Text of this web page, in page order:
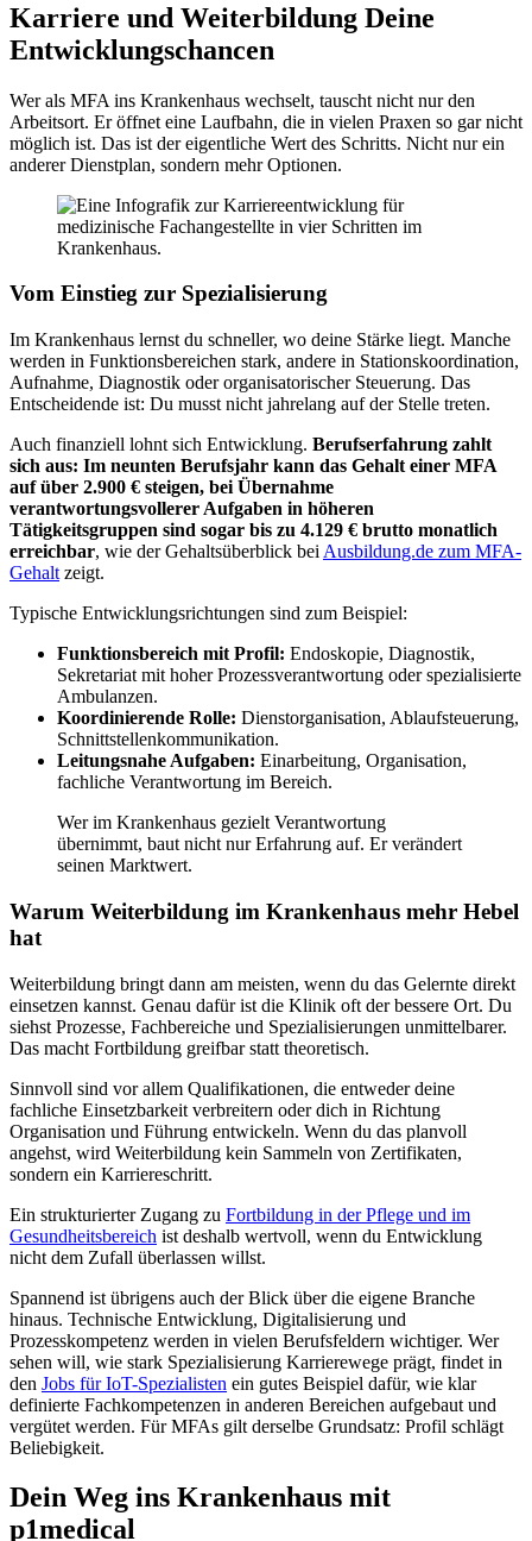
Karriere und Weiterbildung Deine
Entwicklungschancen
Wer als MFA ins Krankenhaus wechselt, tauscht nicht nur den
Arbeitsort. Er öffnet eine Laufbahn, die in vielen Praxen so gar nicht
möglich ist. Das ist der eigentliche Wert des Schritts. Nicht nur ein
anderer Dienstplan, sondern mehr Optionen.
Vom Einstieg zur Spezialisierung
Im Krankenhaus lernst du schneller, wo deine Stärke liegt. Manche
werden in Funktionsbereichen stark, andere in Stationskoordination,
Aufnahme, Diagnostik oder organisatorischer Steuerung. Das
Entscheidende ist: Du musst nicht jahrelang auf der Stelle treten.
Auch finanziell lohnt sich Entwicklung. Berufserfahrung zahlt
sich aus: Im neunten Berufsjahr kann das Gehalt einer MFA
auf über 2.900 € steigen, bei Übernahme
verantwortungsvollerer Aufgaben in höheren
Tätigkeitsgruppen sind sogar bis zu 4.129 € brutto monatlich
erreichbar, wie der Gehaltsüberblick bei Ausbildung.de zum MFA-
Gehalt zeigt.
Typische Entwicklungsrichtungen sind zum Beispiel:
Funktionsbereich mit Profil: Endoskopie, Diagnostik,
Sekretariat mit hoher Prozessverantwortung oder spezialisierte
Ambulanzen.
Koordinierende Rolle: Dienstorganisation, Ablaufsteuerung,
Schnittstellenkommunikation.
Leitungsnahe Aufgaben: Einarbeitung, Organisation,
fachliche Verantwortung im Bereich.
Wer im Krankenhaus gezielt Verantwortung
übernimmt, baut nicht nur Erfahrung auf. Er verändert
seinen Marktwert.
Warum Weiterbildung im Krankenhaus mehr Hebel
hat
Weiterbildung bringt dann am meisten, wenn du das Gelernte direkt
einsetzen kannst. Genau dafür ist die Klinik oft der bessere Ort. Du
siehst Prozesse, Fachbereiche und Spezialisierungen unmittelbarer.
Das macht Fortbildung greifbar statt theoretisch.
Sinnvoll sind vor allem Qualifikationen, die entweder deine
fachliche Einsetzbarkeit verbreitern oder dich in Richtung
Organisation und Führung entwickeln. Wenn du das planvoll
angehst, wird Weiterbildung kein Sammeln von Zertifikaten,
sondern ein Karriereschritt.
Ein strukturierter Zugang zu Fortbildung in der Pflege und im
Gesundheitsbereich ist deshalb wertvoll, wenn du Entwicklung
nicht dem Zufall überlassen willst.
Spannend ist übrigens auch der Blick über die eigene Branche
hinaus. Technische Entwicklung, Digitalisierung und
Prozesskompetenz werden in vielen Berufsfeldern wichtiger. Wer
sehen will, wie stark Spezialisierung Karrierewege prägt, findet in
den Jobs für IoT-Spezialisten ein gutes Beispiel dafür, wie klar
definierte Fachkompetenzen in anderen Bereichen aufgebaut und
vergütet werden. Für MFAs gilt derselbe Grundsatz: Profil schlägt
Beliebigkeit.
Dein Weg ins Krankenhaus mit
p1medical